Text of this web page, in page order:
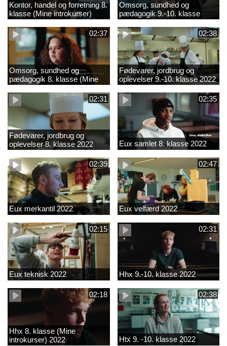
Kontor, handel og forretning 8.
klasse (Mine introkurser)
2022
Omsorg, sundhed og
pædagogik 9.-10. klasse
2022
02:37
Omsorg, sundhed og
pædagogik 8. klasse (Mine
introkurser) 2022
02:38
Fødevarer, jordbrug og
oplevelser 9.-10. klasse 2022
02:31
Fødevarer, jordbrug og
oplevelser 8. klasse 2022
02:35
Eux samlet 8. klasse 2022
02:39
Eux merkantil 2022
02:47
Eux velfærd 2022
02:15
Eux teknisk 2022
02:31
Hhx 9.-10. klasse 2022
02:18
Hhx 8. klasse (Mine
introkurser) 2022
02:38
Htx 9. -10. klasse 2022